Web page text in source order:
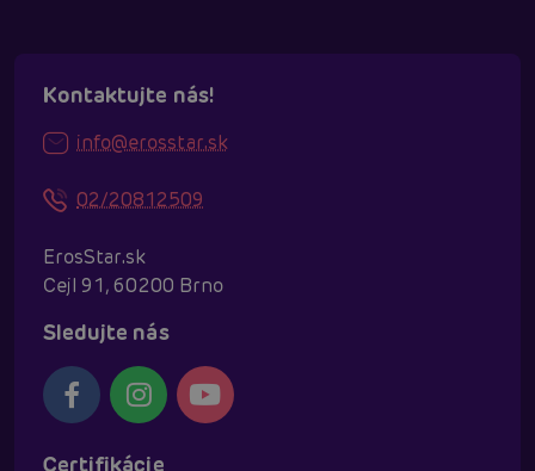
Kontaktujte nás!
info@erosstar.sk
02/20812509
ErosStar.sk
Cejl 91, 60200 Brno
Sledujte nás
Certifikácie